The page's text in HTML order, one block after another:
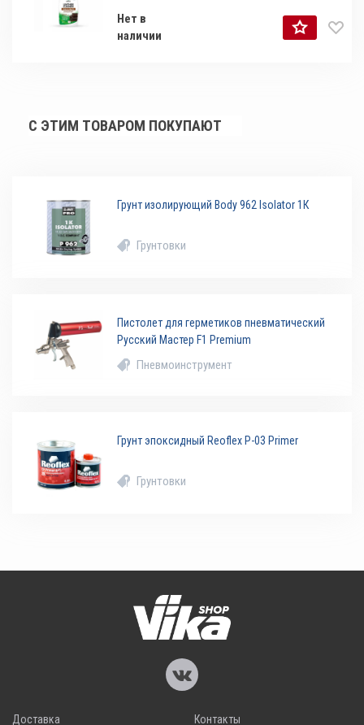
Нет в
наличии
С ЭТИМ ТОВАРОМ ПОКУПАЮТ
Грунт изолирующий Body 962 Isolator 1К
Грунтовки
Пистолет для герметиков пневматический
Русский Мастер F1 Premium
Пневмоинструмент
Грунт эпоксидный Reoflex P-03 Primer
Грунтовки
Доставка Контакты